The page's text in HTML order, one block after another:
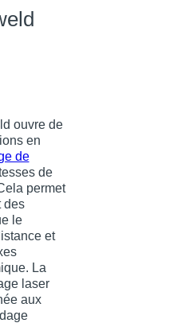
ouvre de
en
de
de
permet
des
le
et
La
laser
aux